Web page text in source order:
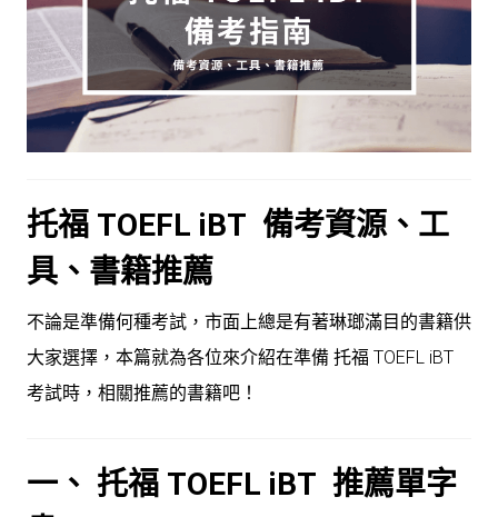
托福 TOEFL iBT 備考資源、工
具、書籍推薦
不論是準備何種考試，市面上總是有著琳瑯滿目的書籍供
大家選擇，本篇就為各位來介紹在準備 托福 TOEFL iBT
考試時，相關推薦的書籍吧！
一、 托福 TOEFL iBT 推薦單字